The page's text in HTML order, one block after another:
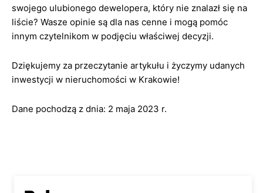
swojego ulubionego dewelopera, który nie znalazł się na
liście? Wasze opinie są dla nas cenne i mogą pomóc
innym czytelnikom w podjęciu właściwej decyzji.
Dziękujemy za przeczytanie artykułu i życzymy udanych
inwestycji w nieruchomości w Krakowie!
Dane pochodzą z dnia: 2 maja 2023 r.